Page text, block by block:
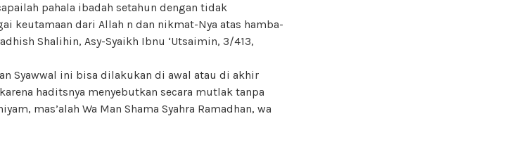
pahala ibadah setahun dengan tidak
keutamaan dari Allah n dan nikmat-Nya atas hamba-
Shalihin, Asy-Syaikh Ibnu ‘Utsaimin, 3/413,
Syawwal ini bisa dilakukan di awal atau di akhir
haditsnya menyebutkan secara mutlak tanpa
mas’alah Wa Man Shama Syahra Ramadhan, wa